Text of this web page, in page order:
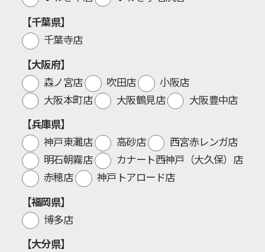
【千葉県】
千葉寺店
【大阪府】
森ノ宮店
吹田店
小阪店
大阪本町店
大阪鶴見店
大阪豊中店
【兵庫県】
神戸東灘店
高砂店
西宮赤レンガ店
明石朝霧店
カナート西神戸（大久保）店
赤穂店
神戸トアロード店
【福岡県】
博多店
【大分県】